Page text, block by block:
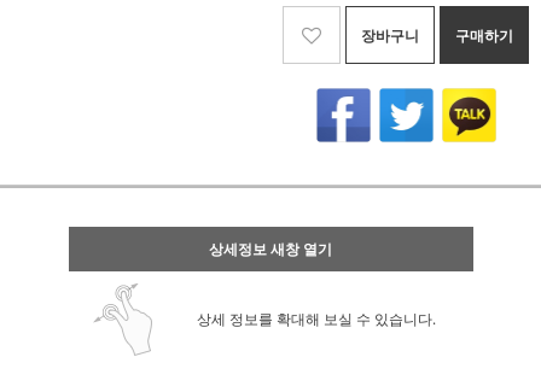
장바구니 구매하기
상세정보 새창 열기
상세 정보를 확대해 보실 수 있습니다.